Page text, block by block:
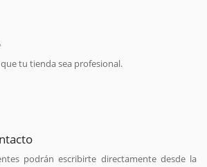
tu tienda sea profesional.
podrán escribirte directamente desde la